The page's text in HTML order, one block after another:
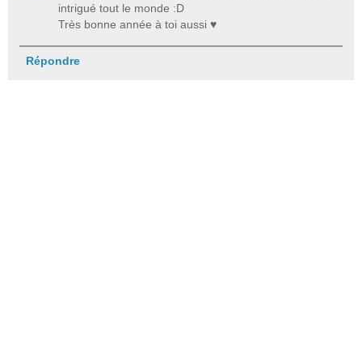
intrigué tout le monde :D
Très bonne année à toi aussi ♥
Répondre